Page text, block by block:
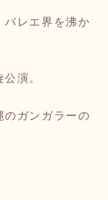
バレエ界を沸か
演。
のガンガラーの